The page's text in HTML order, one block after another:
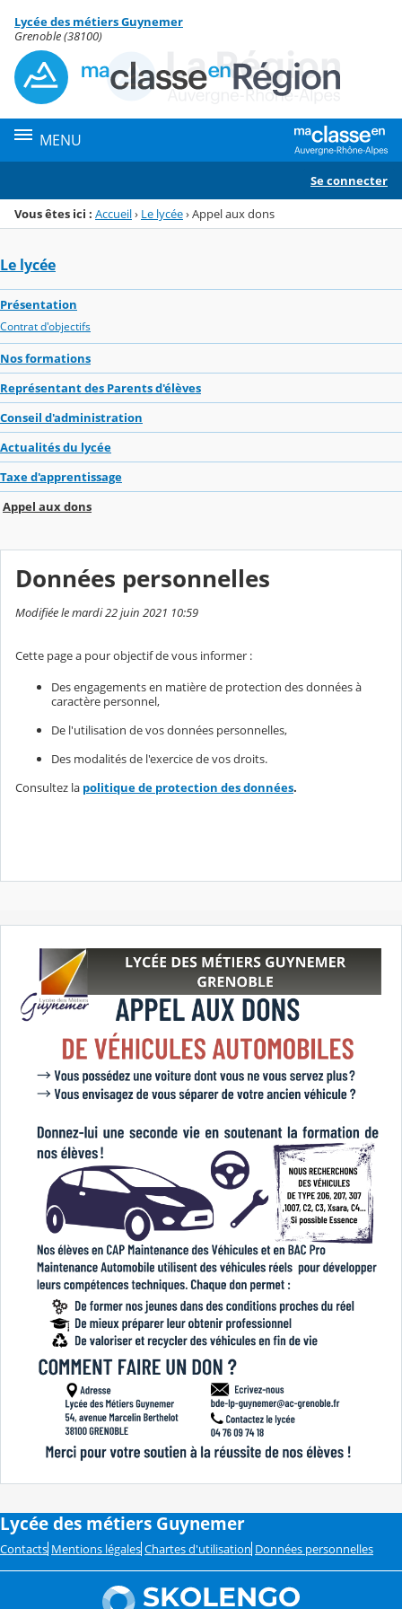
Menu de la rubrique
Contenu
Lycée des métiers Guynemer
Grenoble (38100)
MENU
Se connecter
Vous êtes ici : Accueil› Le lycée›Appel aux dons
Le lycée
Présentation
Contrat d'objectifs
Nos formations
Représentant des Parents d'élèves
Conseil d'administration
Actualités du lycée
Taxe d'apprentissage
Appel aux dons
Données personnelles
Modifiée le mardi 22 juin 2021 10:59
Cette page a pour objectif de vous informer :
Des engagements en matière de protection des données à
caractère personnel,
De l'utilisation de vos données personnelles,
Des modalités de l'exercice de vos droits.
Consultez la politique de protection des données.
Lycée des métiers Guynemer
Contacts Mentions légales Chartes d'utilisation Données personnelles